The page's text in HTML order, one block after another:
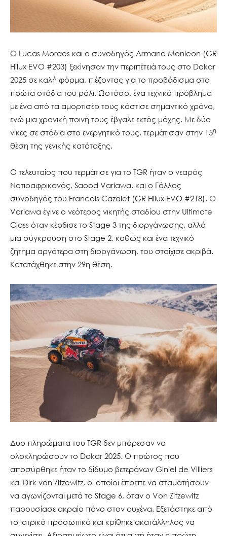
Ο Lucas Moraes και ο συνοδηγός Armand Monleon (GR
Hilux EVO #203) ξεκίνησαν την περιπέτειά τους στο Dakar
2025 σε καλή φόρμα, πιέζοντας για το προβάδισμα στα
πρώτα στάδια του ράλι. Ωστόσο, ένα τεχνικό πρόβλημα
με ένα από τα αμορτισέρ τους κόστισε σημαντικό χρόνο,
ενώ μια χρονική ποινή τους έβγαλε εκτός μάχης. Με δύο
νίκες σε στάδια στο ενεργητικό τους, τερμάτισαν στην 15η
θέση της γενικής κατάταξης.
Ο τελευταίος που τερμάτισε για το TGR ήταν ο νεαρός
Νοτιοαφρικανός, Saood Variawa, και ο Γάλλος
συνοδηγός του Francois Cazalet (GR Hilux EVO #218). Ο
Variawa έγινε ο νεότερος νικητής σταδίου στην Ultimate
Class όταν κέρδισε το Stage 3 της διοργάνωσης, αλλά
μια σύγκρουση στο Stage 2, καθώς και ένα τεχνικό
ζήτημα αργότερα στη διοργάνωση, του στοίχισε ακριβά.
Κατατάχθηκε στην 29η θέση.
Δύο πληρώματα του TGR δεν μπόρεσαν να
ολοκληρώσουν το Dakar 2025. Ο πρώτος που
αποσύρθηκε ήταν το δίδυμο βετεράνων Giniel de Villiers
και Dirk von Zitzewitz, οι οποίοι έπρεπε να σταματήσουν
να αγωνίζονται μετά το Stage 6, όταν ο Von Zitzewitz
παρουσίασε ακραίο πόνο στον αυχένα. Εξετάστηκε από
το ιατρικό προσωπικό και κρίθηκε ακατάλληλος να